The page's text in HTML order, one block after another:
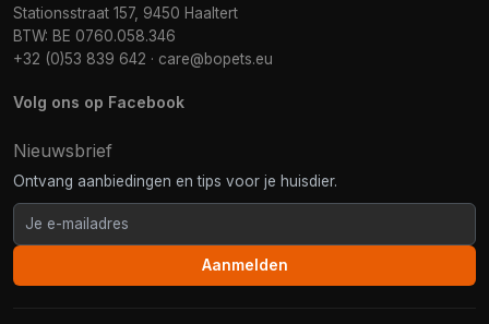
Stationsstraat 157, 9450 Haaltert
BTW: BE 0760.058.346
+32 (0)53 839 642 · care@bopets.eu
Volg ons op Facebook
Nieuwsbrief
Ontvang aanbiedingen en tips voor je huisdier.
Aanmelden